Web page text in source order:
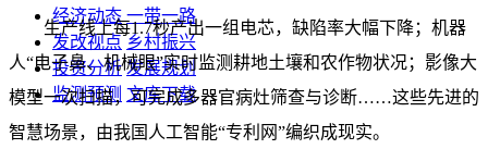
经济动态 一带一路
发改视点 乡村振兴
投资分析 发展规划
监测预测 文库下载
生产线上每1.7秒产出一组电芯，缺陷率大幅下降；机器
人“电子鼻、机械眼”实时监测耕地土壤和农作物状况；影像大
模型一次扫描，可完成多器官病灶筛查与诊断……这些先进的
智慧场景，由我国人工智能“专利网”编织成现实。